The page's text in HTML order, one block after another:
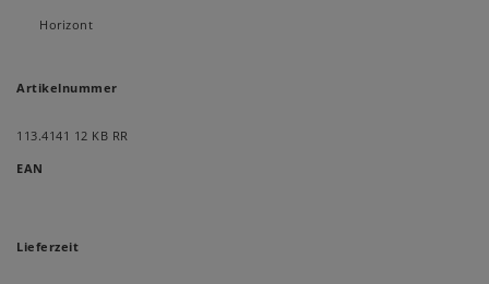
Horizont
Artikelnummer
113.4141 12 KB RR
EAN
Lieferzeit